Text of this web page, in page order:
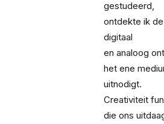
gestudeerd,
ontdekte ik
digitaal
en analoog
het ene
uitnodigt.
Creativiteit
die ons